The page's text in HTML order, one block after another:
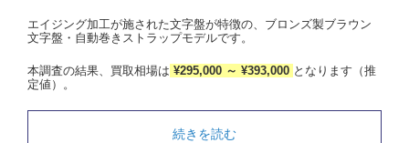
エイジング加工が施された文字盤が特徴の、ブロンズ製ブラウン
文字盤・自動巻きストラップモデルです。
本調査の結果、買取相場は ¥295,000 ～ ¥393,000 となります（推
定値）。
続きを読む